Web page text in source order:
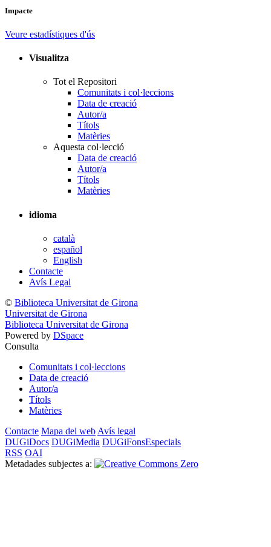
Impacte
Veure estadístiques d'ús
Visualitza
Tot el Repositori
Comunitats i col·leccions
Data de creació
Autor/a
Títols
Matèries
Aquesta col·lecció
Data de creació
Autor/a
Títols
Matèries
idioma
català
español
English
Contacte
Avís Legal
© Biblioteca Universitat de Girona
Universitat de Girona
Biblioteca Universitat de Girona
Powered by DSpace
Consulta
Comunitats i col·leccions
Data de creació
Autor/a
Títols
Matèries
Contacte Mapa del web Avís legal
DUGiDocs DUGiMedia DUGiFonsEspecials
RSS OAI
Metadades subjectes a: